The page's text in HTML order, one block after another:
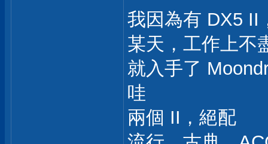
我因為有 DX5 II
某天，工作上不
就入手了
哇
兩個 II，絕配